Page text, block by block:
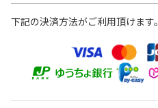
下記の決済方法がご利用頂けます。